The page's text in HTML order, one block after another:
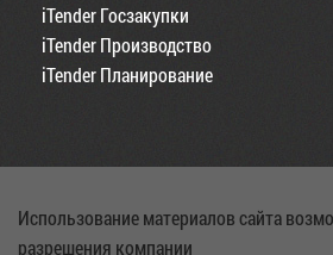
iTender Госзакупки
iTender Производство
iTender Планирование
Использование материалов сайта
разрешения компании